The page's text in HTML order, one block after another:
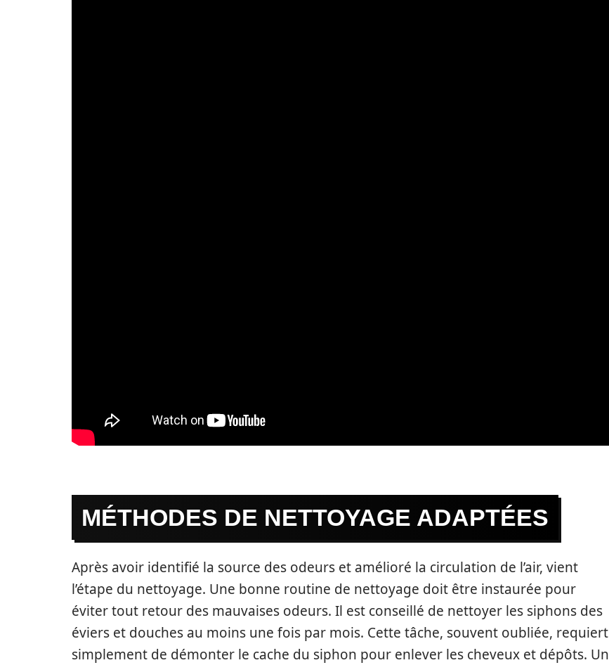
MÉTHODES DE NETTOYAGE ADAPTÉES
Après avoir identifié la source des odeurs et amélioré la circulation de l’air, vient
l’étape du nettoyage. Une bonne routine de nettoyage doit être instaurée pour
éviter tout retour des mauvaises odeurs. Il est conseillé de nettoyer les siphons des
éviers et douches au moins une fois par mois. Cette tâche, souvent oubliée, requiert
simplement de démonter le cache du siphon pour enlever les cheveux et dépôts. Un